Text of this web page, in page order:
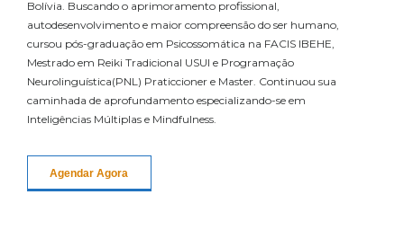
Bolívia. Buscando o aprimoramento profissional,
autodesenvolvimento e maior compreensão do ser humano,
cursou pós-graduação em Psicossomática na FACIS IBEHE,
Mestrado em Reiki Tradicional USUI e Programação
Neurolinguística(PNL) Praticcioner e Master. Continuou sua
caminhada de aprofundamento especializando-se em
Inteligências Múltiplas e Mindfulness.
Agendar Agora